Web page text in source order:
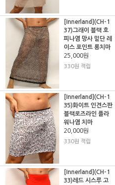
[Innerland](CH-1
37)그래이 블랙 호
피나염 망사 밑단 레
이스 포인트 롱치마
25,000원
330원 적립
[Innerland](CH-1
35)화이트 인견스판
블랙로즈라인 플라
워나염 치마
20,000원
330원 적립
[Innerland](CH-1
33)레드 시스루 고